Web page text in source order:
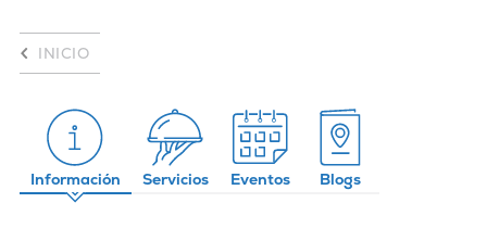
INICIO
Información Servicios Eventos Blogs